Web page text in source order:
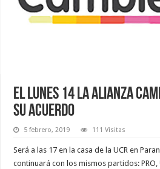
El lunes 14 la alianza
su acuerdo
5 febrero, 2019 111 Visitas
Será a las 17 en la casa de la UCR en
continuará con los mismos partidos: PRO,